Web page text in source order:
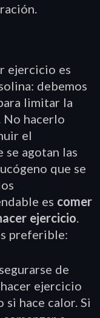
ejercicio es
debemos
limitar la
No hacerlo
el
agotan las
que se
es comer
ejercicio.
preferible:
de
ejercicio
hace calor. Si